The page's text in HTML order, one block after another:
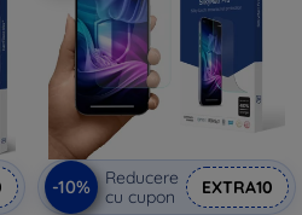
-10%
Reducere
cu cupon
EXTRA10